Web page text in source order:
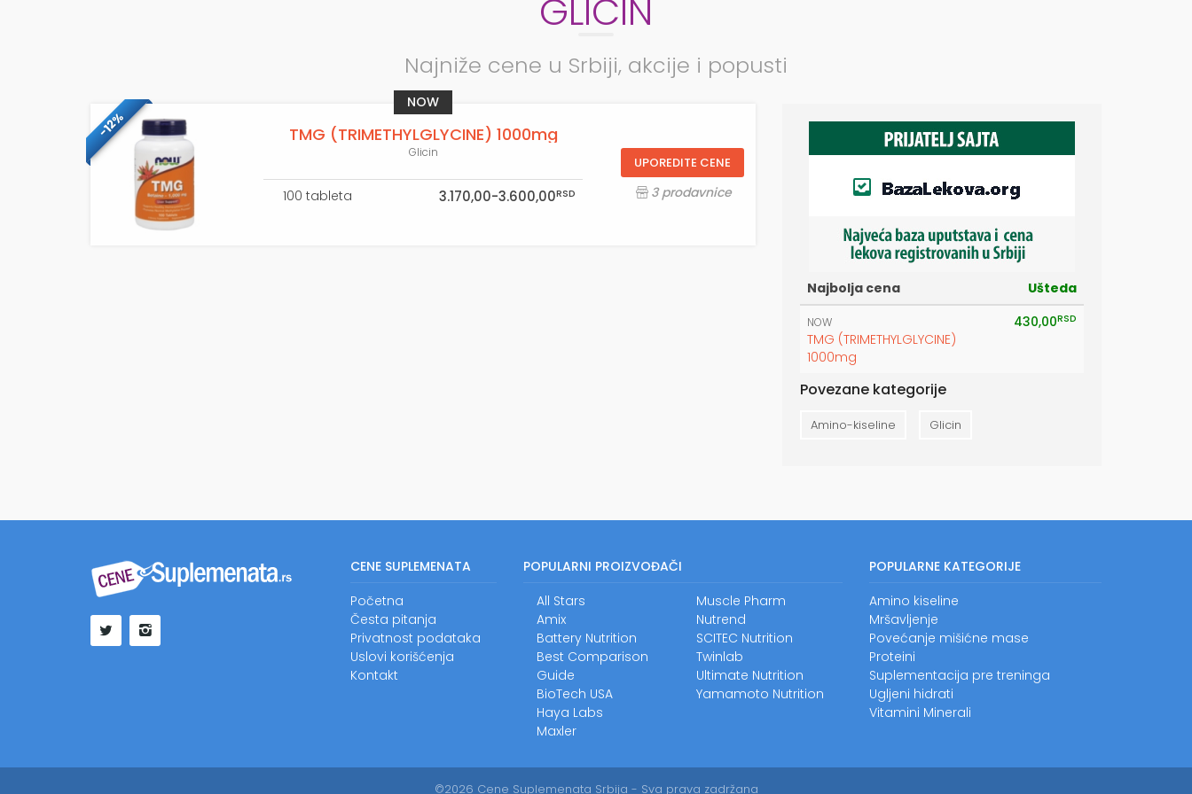
GLICIN
Najniže cene u Srbiji, akcije i popusti
-12% TMG (TRIMETHYLGLYCINE) 1000mg
Glicin
100 tableta 3.170,00-3.600,00RSD
UPOREDITE CENE
3 prodavnice
NOW
Najbolja cena Ušteda
NOW
TMG (TRIMETHYLGLYCINE)
1000mg
430,00RSD
Povezane kategorije
Amino-kiseline Glicin
CENE SUPLEMENATA
Početna
Česta pitanja
Privatnost podataka
Uslovi korišćenja
Kontakt
POPULARNI PROIZVOĐAČI
All Stars
Amix
Battery Nutrition
Best Comparison
Guide
BioTech USA
Haya Labs
Maxler
Muscle Pharm
Nutrend
SCITEC Nutrition
Twinlab
Ultimate Nutrition
Yamamoto Nutrition
POPULARNE KATEGORIJE
Amino kiseline
Mršavljenje
Povećanje mišićne mase
Proteini
Suplementacija pre treninga
Ugljeni hidrati
Vitamini Minerali
©2026 Cene Suplemenata Srbija - Sva prava zadržana